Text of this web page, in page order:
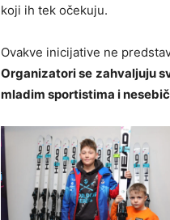
koji ih tek očekuju.
Ovakve inicijative ne
Organizatori se zahvaljuju
mladim sportistima i